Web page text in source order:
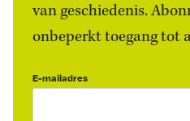
van geschiedenis.
onbeperkt toegang tot
E-mailadres